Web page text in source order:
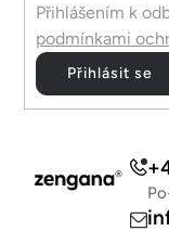
Přihlášením k
podmínkami
Přihlásit se